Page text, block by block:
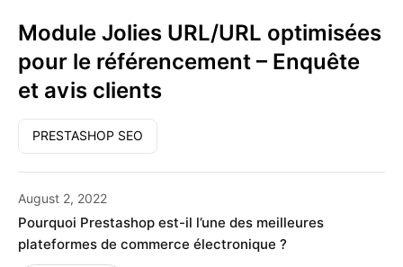
Module Jolies URL/URL optimisées
pour le référencement – ​​Enquête
et avis clients
PRESTASHOP SEO
August 2, 2022
Pourquoi Prestashop est-il l’une des meilleures
plateformes de commerce électronique ?